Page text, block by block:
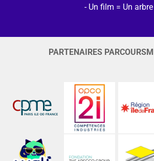
Un film = Un arbre
PARTENAIRES